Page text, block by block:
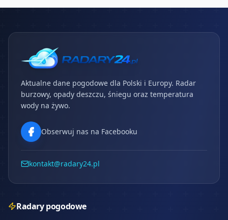
Aktualne dane pogodowe dla Polski i Europy. Radar
burzowy, opady deszczu, śniegu oraz temperatura
wody na żywo.
Obserwuj nas na Facebooku
kontakt@radary24.pl
Radary pogodowe